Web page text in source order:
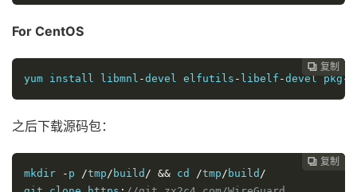
For CentOS
 复制
 复制
 复制
 复制
 复制
 复制
 复制
 复制
 复制
 复制
 复制
 复制
 复制
 复制
 复制
 复制
 复制
yum install libmnl -devel elfutils - libelf -devel pkg -
之后下载源码包：
 复制
 复制
 复制
 复制
 复制
 复制
 复制
 复制
 复制
 复制
 复制
 复制
 复制
 复制
 复制
 复制
mkdir
- p /tmp/ build / && cd /tmp/ build /